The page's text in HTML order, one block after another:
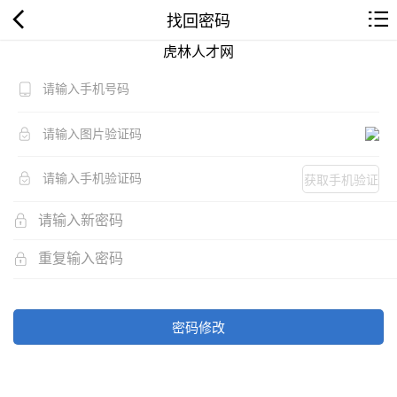
找回密码
虎林人才网
获取手机验证
密码修改